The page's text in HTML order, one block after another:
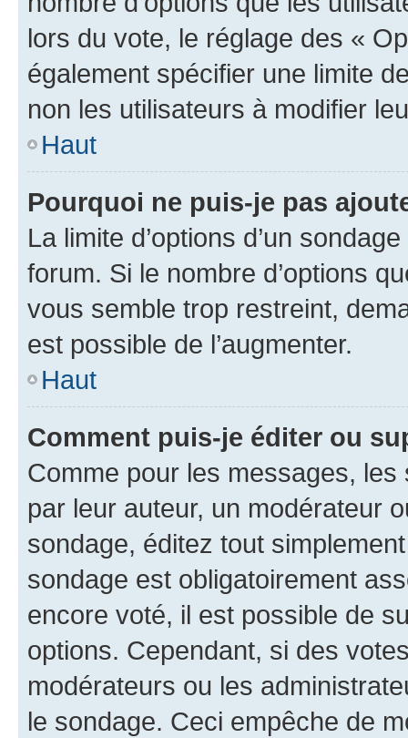
lors du vote, le réglage des «
également spécifier une limite
non les utilisateurs à modifier
Haut
Pourquoi ne puis-je pas
La limite d’options d’un
forum. Si le nombre d’options
vous semble trop restreint,
est possible de l’augmenter.
Haut
Comment puis-je éditer ou
Comme pour les messages,
par leur auteur, un modérateur
sondage, éditez tout
sondage est obligatoirement
encore voté, il est possible de
options. Cependant, si des
modérateurs ou les
le sondage. Ceci empêche de